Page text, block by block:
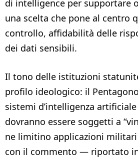
di intelligence per supportare
una scelta che pone al centro
controllo, affidabilità delle
dei dati sensibili.
Il tono delle istituzioni
profilo ideologico: il
sistemi d’intelligenza
dovranno essere soggetti a
ne limitino applicazioni
con il commento — riportato